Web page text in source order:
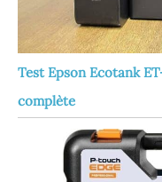
Test Epson Ecotank
complète